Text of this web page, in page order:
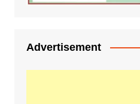
Advertisement